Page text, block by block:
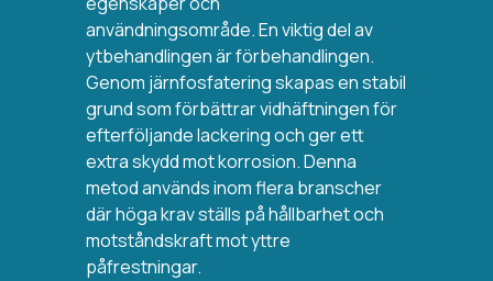
användningsområde.En viktig del av
ytbehandlingen är förbehandlingen.
Genom järnfosfatering skapas en stabil
grund som förbättrar vidhäftningen för
efterföljande lackering och ger ett
extra skydd mot korrosion. Denna
metod används inom flera branscher
där höga krav ställs på hållbarhet och
motståndskraft mot yttre
påfrestningar.